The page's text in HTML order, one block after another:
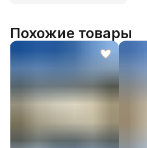
Похожие товары